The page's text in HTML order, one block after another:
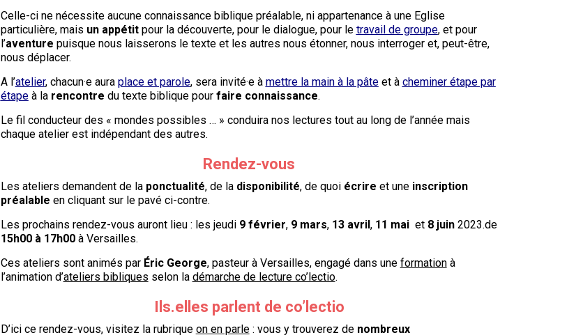
Celle-ci ne nécessite aucune connaissance biblique préalable, ni appartenance à une Eglise
particulière, mais un appétitpour la découverte, pour le dialogue, pour le travail de groupe, et pour
l’aventure puisque nous laisserons le texte et les autres nous étonner, nous interroger et, peut-être,
nous déplacer.
A l’atelier, chacun·e aura place et parole, sera invité·e à mettre la main à la pâteet à cheminer étape par
étapeà la rencontre du texte biblique pour faire connaissance.
Le fil conducteur des « mondes possibles … » conduira nos lectures tout au long de l’année mais
chaque atelier est indépendant des autres.
Rendez-vous
Les ateliers demandent de la ponctualité, de la disponibilité, de quoi écrire et une inscription
préalable en cliquant sur le pavé ci-contre.
Les prochains rendez-vous auront lieu : les jeudi 9 février, 9 mars, 13 avril, 11 maiet 8 juin2023.de
15h00 à 17h00à Versailles.
Ces ateliers sont animés par Éric George, pasteur à Versailles, engagé dans une formationà
l’animation d’ateliers bibliques selon la démarche de lecture co’lectio.
Ils.elles parlent de co’lectio
D’ici ce rendez-vous, visitez la rubrique on en parle: vous y trouverez de nombreux